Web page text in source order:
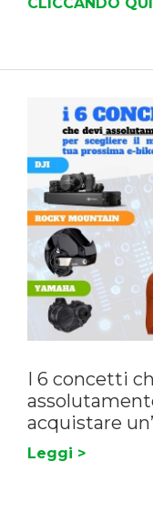
I 6 concetti
acquistare
Leggi >